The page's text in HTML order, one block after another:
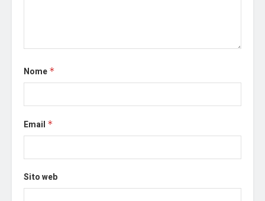
Nome *
Email *
Sito web